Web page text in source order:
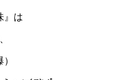
』は